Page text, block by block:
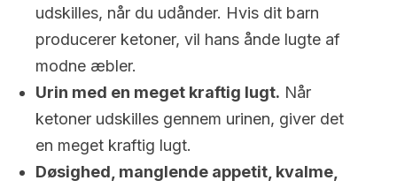
udskilles, når du udånder. Hvis dit barn
producerer ketoner, vil hans ånde lugte af
modne æbler.
Urin med en meget kraftig lugt. Når
ketoner udskilles gennem urinen, giver det
en meget kraftig lugt.
Døsighed, manglende appetit, kvalme,